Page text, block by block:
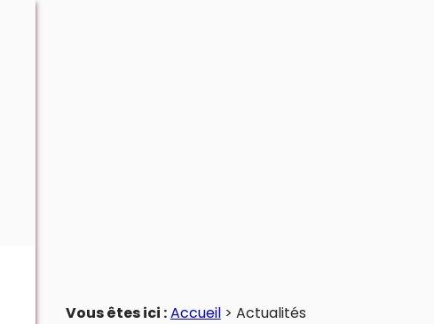
Vous êtes ici :Accueil> Actualités